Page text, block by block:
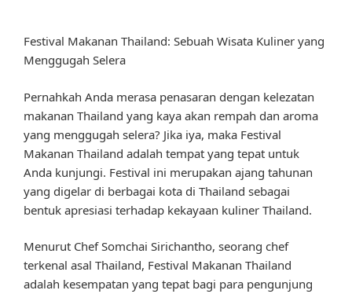
Festival Makanan Thailand: Sebuah Wisata Kuliner yang
Menggugah Selera
Pernahkah Anda merasa penasaran dengan kelezatan
makanan Thailand yang kaya akan rempah dan aroma
yang menggugah selera? Jika iya, maka Festival
Makanan Thailand adalah tempat yang tepat untuk
Anda kunjungi. Festival ini merupakan ajang tahunan
yang digelar di berbagai kota di Thailand sebagai
bentuk apresiasi terhadap kekayaan kuliner Thailand.
Menurut Chef Somchai Sirichantho, seorang chef
terkenal asal Thailand, Festival Makanan Thailand
adalah kesempatan yang tepat bagi para pengunjung